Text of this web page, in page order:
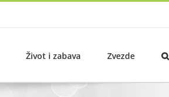
Život i zabava Zvezde